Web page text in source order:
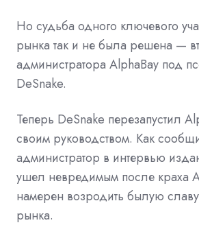
Но судьба одного ключевого
рынка так и не была решена —
администратора AlphaBay под
DeSnake.
Теперь DeSnake перезапустил
своим руководством. Как
администратор в интервью
ушел невредимым после краха
намерен возродить былую
рынка.